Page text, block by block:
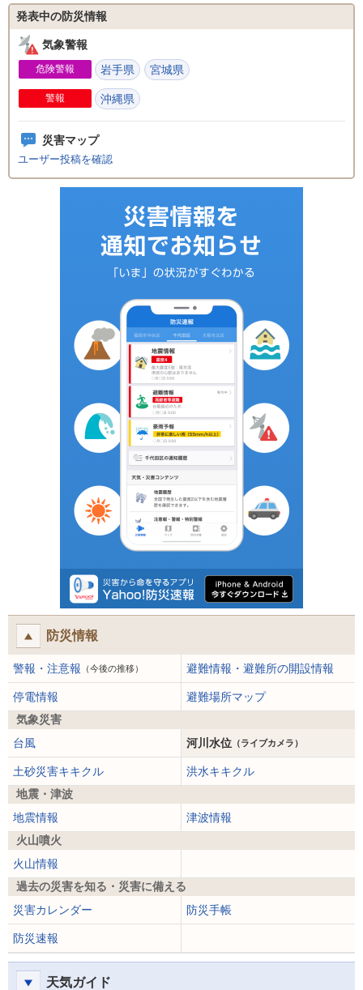
発表中の防災情報
気象警報
危険警報 岩手県 宮城県
警報 沖縄県
災害マップ
ユーザー投稿を確認
防災情報
警報・注意報 （今後の推移） 避難情報・避難所の開設情報
停電情報
避難場所マップ
気象災害
台風
河川水位 （ライブカメラ）
土砂災害キキクル
洪水キキクル
地震・津波
地震情報
津波情報
火山噴火
火山情報
過去の災害を知る・災害に備える
災害カレンダー
防災手帳
防災速報
天気ガイド